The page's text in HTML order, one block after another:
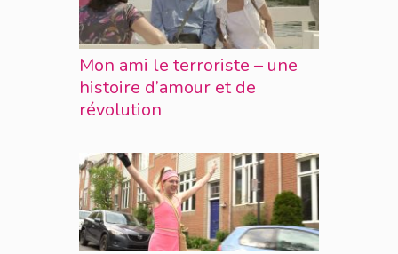
Mon ami le terroriste – une
histoire d’amour et de
révolution